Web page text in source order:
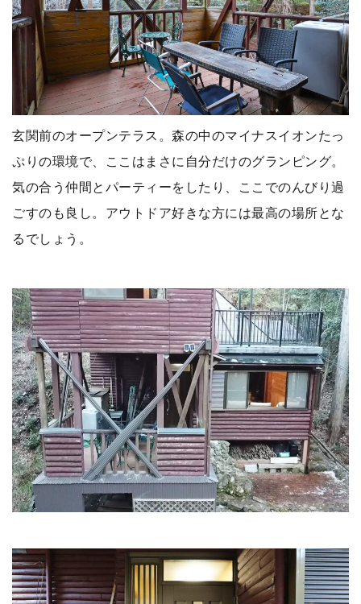
玄関前のオープンテラス。森の中のマイナスイオンたっ
ぷりの環境で、ここはまさに自分だけのグランピング。
気の合う仲間とパーティーをしたり、ここでのんびり過
ごすのも良し。アウトドア好きな方には最高の場所とな
るでしょう。